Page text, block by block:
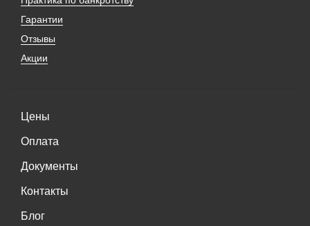
Гарантии
Отзывы
Акции
Цены
Оплата
Документы
Контакты
Блог